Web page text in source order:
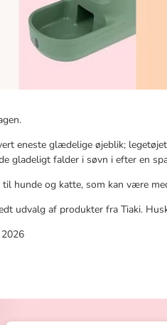
eneste glædelige øjeblik;
gladeligt falder i søvn i efter en
hunde og katte, som kan være
udvalg af produkter fra Tiaki.